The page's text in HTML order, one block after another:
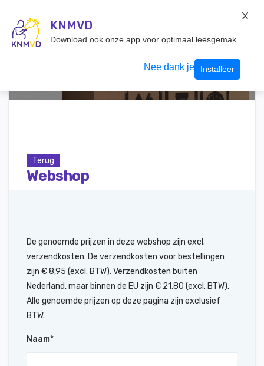
Inloggen
Terug
Webshop
De genoemde prijzen in deze webshop zijn excl.
verzendkosten. De verzendkosten voor bestellingen
zijn € 8,95 (excl. BTW). Verzendkosten buiten
Nederland, maar binnen de EU zijn € 21,80 (excl. BTW).
Alle genoemde prijzen op deze pagina zijn exclusief
BTW.
Naam*
KNMVD
Download ook onze app voor optimaal leesgemak.
Nee dank je Installeer
X